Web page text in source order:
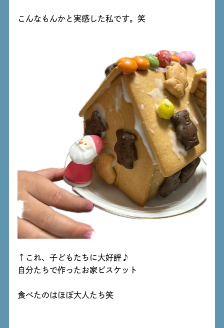
こんなもんかと実感した私です。笑
↑これ、子どもたちに大好評♪
自分たちで作ったお家ビスケット
食べたのはほぼ大人たち笑